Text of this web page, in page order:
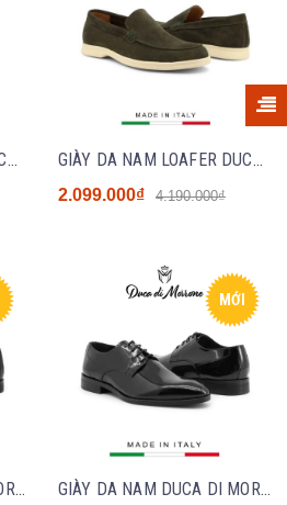
GIÀY DA NAM LOAFER DUCA DI MORRONE MÀU NÂU- SẢN XUẤT TẠI ITALY - LUPO-PELLE GIÀY DA NAM LOAFER DUCA DI MORRONE MÀU XANH RÊU - SẢN XUẤT TẠI ITALY - LORENZO CAM
2.099.000₫ 4.190.000₫
GIÀY DA NAM DUCA DI MORRONE MÀU ĐEN - SẢN XUẤT TẠI ITALY - VALERIO PELLE
MỚI
GIÀY DA NAM DUCA DI MORRONE MÀU ĐEN BÓNG - SẢN XUẤT TẠI ITALY - FILIBERTO VERN